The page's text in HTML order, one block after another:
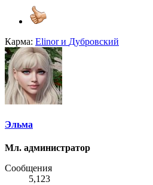
Карма: Elinorи Дубровский
Эльма
Мл. администратор
Сообщения
5,123